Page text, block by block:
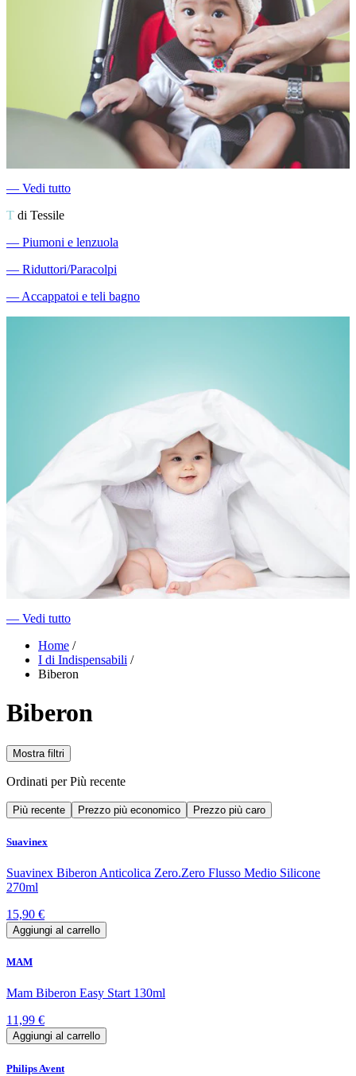
― Vedi tutto
T di Tessile
― Piumoni e lenzuola
― Riduttori/Paracolpi
―Accappatoi e teli bagno
― Vedi tutto
Home /
I di Indispensabili /
Biberon
Biberon
Mostra filtri
Ordinati perPiù recente
Più recente Prezzo più economico Prezzo più caro
Suavinex
Suavinex Biberon Anticolica Zero.Zero Flusso Medio Silicone
270ml
15,90 €
Aggiungi al carrello
MAM
Mam Biberon Easy Start 130ml
11,99 €
Aggiungi al carrello
Philips Avent